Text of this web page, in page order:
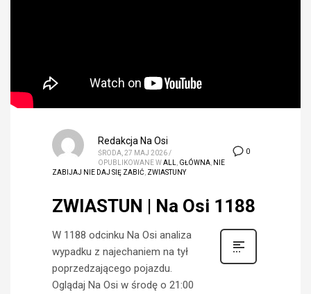
0
Redakcja Na Osi
ŚRODA, 27 MAJ 2026 /
OPUBLIKOWANE WALL GŁÓWNA NIE
ZABIJAJ NIE DAJ SIĘ ZABIĆ ZWIASTUNY
ZWIASTUN | Na Osi 1188
W 1188 odcinku Na Osi analiza
wypadku z najechaniem na tył
poprzedzającego pojazdu.
Oglądaj Na Osi w środę o 21:00